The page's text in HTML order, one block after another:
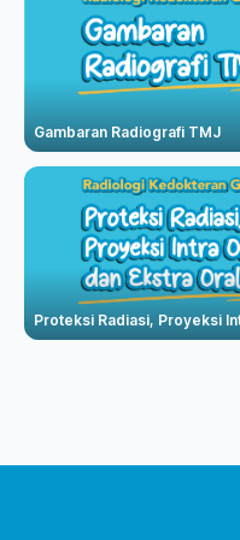
Gambaran Radiografi TMJ
Proteksi Radiasi, Proyeksi